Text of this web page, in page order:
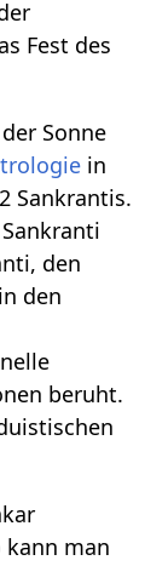
Fest des
Sonne
in
Sankrantis.
den
in den
beruht.
kann man